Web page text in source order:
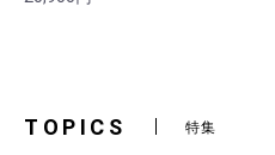
TOPICS 特集